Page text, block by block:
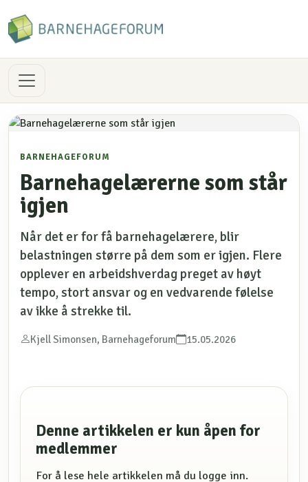
BARNEHAGEFORUM
Barnehagelærerne som står
igjen
Når det er for få barnehagelærere, blir
belastningen større på dem som er igjen. Flere
opplever en arbeidshverdag preget av høyt
tempo, stort ansvar og en vedvarende følelse
av ikke å strekke til.
Kjell Simonsen, Barnehageforum 15.05.2026
Denne artikkelen er kun åpen for
medlemmer
For å lese hele artikkelen må du logge inn.